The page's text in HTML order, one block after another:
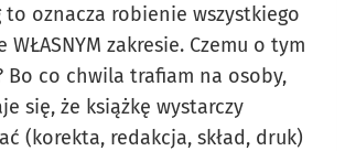
oznacza robienie wszystkiego
WŁASNYM zakresie. Czemu o tym
Bo co chwila trafiam na osoby,
się, że książkę wystarczy
(korekta, redakcja, skład, druk)